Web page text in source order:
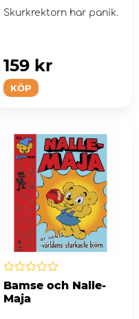
Skurkrektorn har panik.
KÖP
159 kr
Bamse och Nalle-
Maja